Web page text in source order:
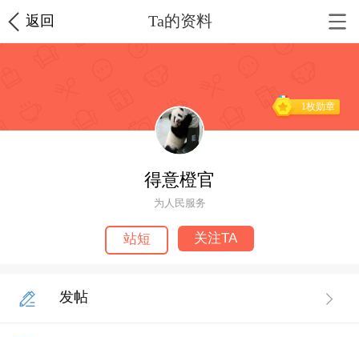
返回 Ta的资料
1枚勋章
得意橙官
为人民服务
站短 关注TA
发帖